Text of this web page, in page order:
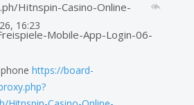
Hitnspin-Casino-Online-
Mobile-App-Login-06-
16:23
https://board-